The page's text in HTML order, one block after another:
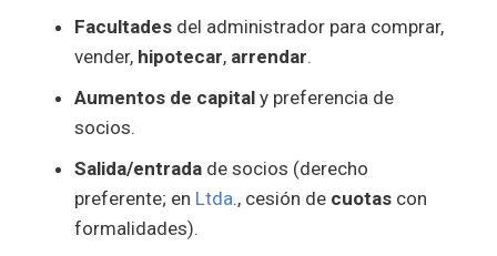
Facultadesdel administrador para comprar,
vender, hipotecar, arrendar.
Aumentos de capitaly preferencia de
socios.
Salida/entradade socios (derecho
preferente; en Ltda., cesión de cuotascon
formalidades).